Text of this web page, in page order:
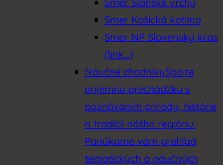
Smer Košická kotlina
Smer NP Slovenský kras
(link…)
Náučné chodníkySpojte
príjemnú prechádzku s
poznávaním prírody, histórie
a tradícií nášho regiónu.
Ponúkame vám prehľad
tematických a náučných